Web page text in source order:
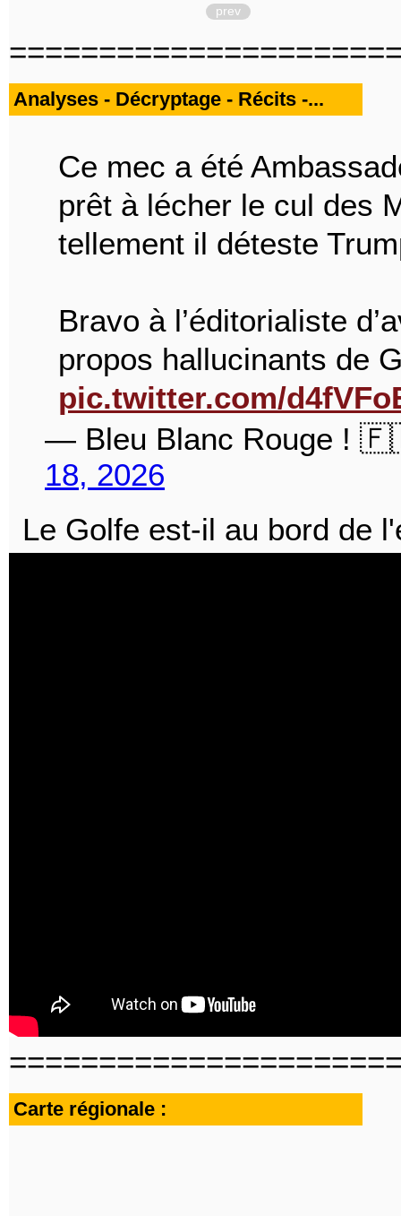
prev
Analyses - Décryptage - Récits -...
Ce mec a été
prêt à lécher le cul des
tellement il déteste
Bravo à l’éditorialiste
propos hallucinants de
pic.twitter.com/
— Bleu Blanc Rouge !
18, 2026
Le Golfe est-il au bord de
Carte régionale :